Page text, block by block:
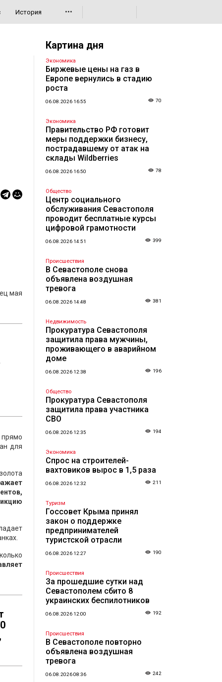
История •••
мая
для
Картина дня
Экономика
Биржевые цены на газ в
Европе вернулись в стадию
роста
06.08.2026 16:55 70
Экономика
Правительство РФ готовит
меры поддержки бизнесу,
пострадавшему от атак на
склады Wildberries
06.08.2026 16:50 78
Общество
Центр социального
обслуживания Севастополя
проводит бесплатные курсы
цифровой грамотности
06.08.2026 14:51 399
Происшествия
В Севастополе снова
объявлена воздушная
тревога
06.08.2026 14:48 381
Недвижимость
Прокуратура Севастополя
защитила права мужчины,
проживающего в аварийном
доме
06.08.2026 12:38 196
Общество
Прокуратура Севастополя
защитила права участника
СВО
06.08.2026 12:35 194
Экономика
Спрос на строителей-
вахтовиков вырос в 1,5 раза
06.08.2026 12:32 211
Туризм
Госсовет Крыма принял
закон о поддержке
предпринимателей
туристской отрасли
06.08.2026 12:27 190
Происшествия
За прошедшие сутки над
Севастополем сбито 8
украинских беспилотников
06.08.2026 12:00 192
Происшествия
В Севастополе повторно
объявлена воздушная
тревога
06.08.2026 08:36 242